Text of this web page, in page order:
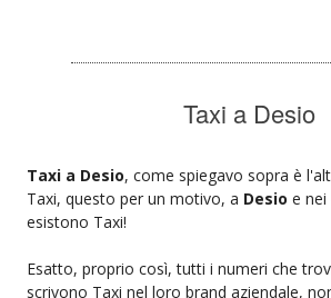
Taxi a Desio
Taxi a Desio, come spiegavo sopra è
Taxi, questo per un motivo, a Desio e
esistono Taxi!
Esatto, proprio così, tutti i numeri che
scrivono Taxi nel loro brand aziendale,